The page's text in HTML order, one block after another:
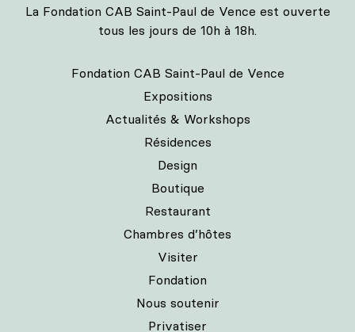
La Fondation CAB Saint-Paul de Vence est ouverte
tous les jours de 10h à 18h.
Fondation CAB Saint-Paul de Vence
Expositions
Actualités & Workshops
Résidences
Design
Boutique
Restaurant
Chambres d’hôtes
Visiter
Fondation
Nous soutenir
Privatiser